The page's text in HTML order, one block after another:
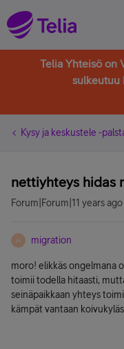
Telia Yhteisö on
sulkeutuu
Kysy ja keskustele -
nettiyhteys hidas
Forum|Forum|11 years ago
M migration
moro! elikkäs ongelmana
toimii todella hitaasti,
seinäpaikkaan yhteys
kämpät vantaan